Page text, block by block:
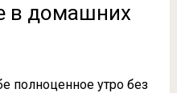
в домашних
полноценное утро без